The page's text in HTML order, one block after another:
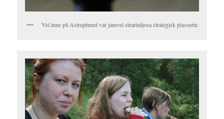
Vel inne på Astruptunet var jamvel stearinljosa strategisk plasserte.